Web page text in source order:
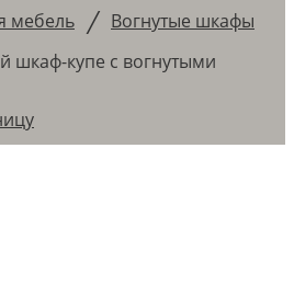
мебель / Вогнутые шкафы
шкаф-купе с вогнутыми